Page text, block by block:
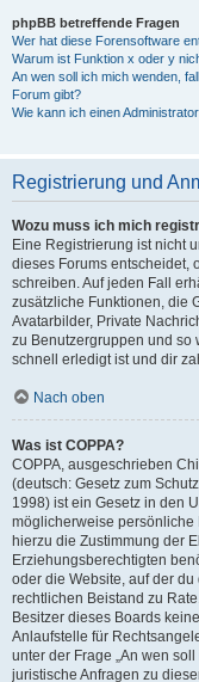
phpBB betreffende Fragen
Wer hat diese Forensoftware
Warum ist Funktion x oder y
An wen soll ich mich wenden,
Forum gibt?
Wie kann ich einen
Registrierung und
Wozu muss ich mich
Eine Registrierung ist nicht
dieses Forums entscheidet,
schreiben. Auf jeden Fall
zusätzliche Funktionen, die
Avatarbilder, Private
zu Benutzergruppen und so
schnell erledigt ist und dir
Nach oben
Was ist COPPA?
COPPA, ausgeschrieben
(deutsch: Gesetz zum
1998) ist ein Gesetz in den
möglicherweise
hierzu die Zustimmung der
Erziehungsberechtigten
oder die Website, auf der
rechtlichen Beistand zu
Besitzer dieses Boards
Anlaufstelle für
unter der Frage „An wen
juristische Anfragen zu